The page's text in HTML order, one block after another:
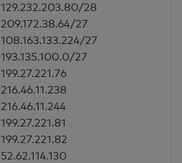
129.232.203.80/28
209.172.38.64/27
108.163.133.224/27
193.135.100.0/27
199.27.221.76
216.46.11.238
216.46.11.244
199.27.221.81
199.27.221.82
52.62.114.130